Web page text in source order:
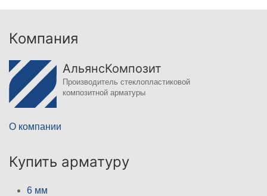
Компания
АльянсКомпозит
Производитель стеклопластиковой
композитной арматуры
О компании
Купить арматуру
6 мм